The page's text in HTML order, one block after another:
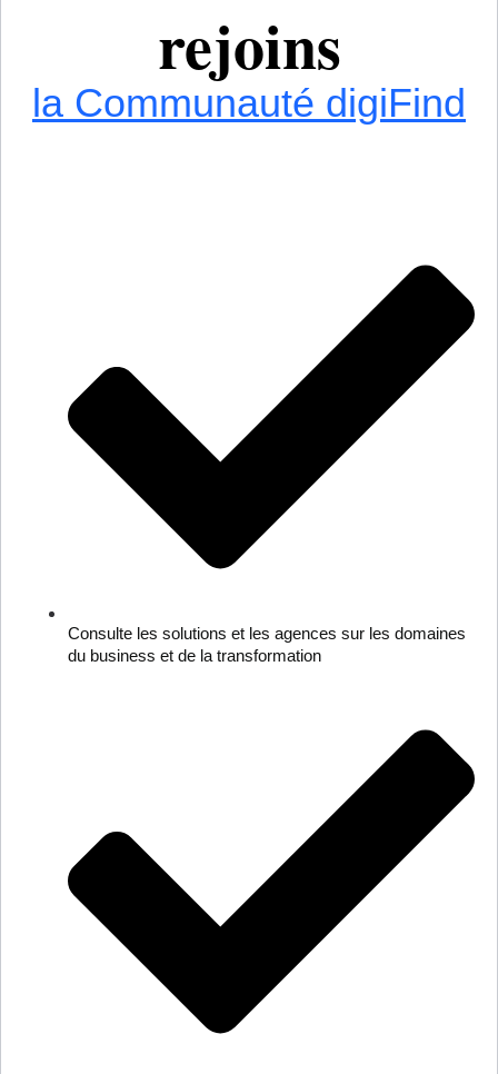
rejoins
la Communauté digiFind
Consulte les solutions et les agences sur les domaines
du business et de la transformation